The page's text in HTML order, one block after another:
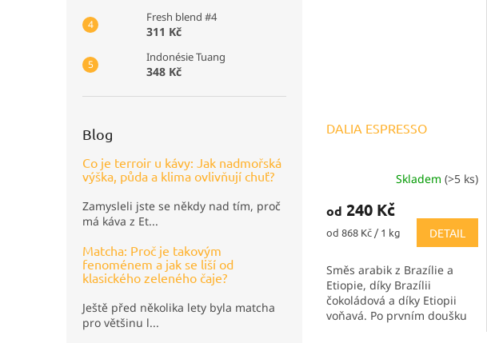
Fresh blend #4
311 Kč
Indonésie Tuang
348 Kč
Blog
Co je terroir u kávy: Jak nadmořská
výška, půda a klima ovlivňují chuť?
Zamysleli jste se někdy nad tím, proč
má káva z Et...
Matcha: Proč je takovým
fenoménem a jak se liší od
klasického zeleného čaje?
Ještě před několika lety byla matcha
pro většinu l...
DALIA ESPRESSO
produktu
5,0
5
hvězdiček.
Skladem (>5 ks)
od 240 Kč
Měrná
od 868 Kč / 1 kg DETAIL
Směs arabik z Brazílie a
Etiopie, díky Brazílii
čokoládová a díky Etiopii
voňavá. Po prvním doušku